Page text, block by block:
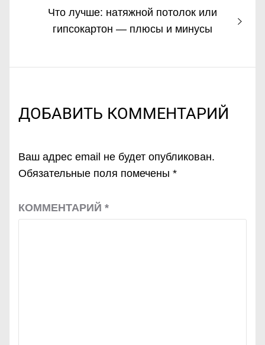
Следующая
запись:
Что лучше: натяжной потолок или
гипсокартон — плюсы и минусы
ДОБАВИТЬ КОММЕНТАРИЙ
Ваш адрес email не будет опубликован.
Обязательные поля помечены *
КОММЕНТАРИЙ *